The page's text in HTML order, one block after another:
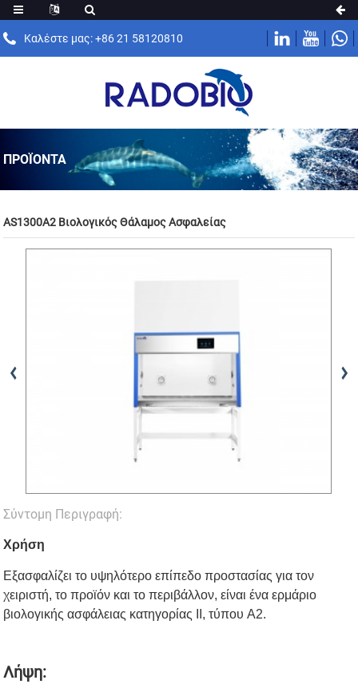
Καλέστε μας: +86 21 58120810
ΠΡΟΪΌΝΤΑ
AS1300A2 Βιολογικός Θάλαμος Ασφαλείας
Σύντομη Περιγραφή:
Χρήση
Εξασφαλίζει το υψηλότερο επίπεδο προστασίας για τον
χειριστή, το προϊόν και το περιβάλλον, είναι ένα ερμάριο
βιολογικής ασφάλειας κατηγορίας II, τύπου A2.
Λήψη: